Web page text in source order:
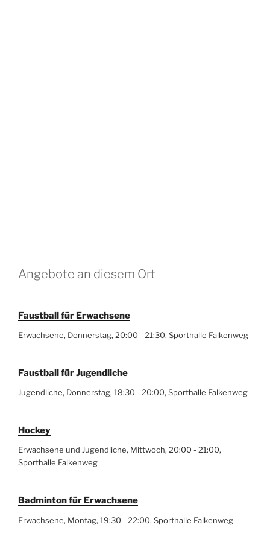
Angebote an diesem Ort
Faustball für Erwachsene
Erwachsene, Donnerstag, 20:00 - 21:30, Sporthalle Falkenweg
Faustball für Jugendliche
Jugendliche, Donnerstag, 18:30 - 20:00, Sporthalle Falkenweg
Hockey
Erwachsene und Jugendliche, Mittwoch, 20:00 - 21:00,
Sporthalle Falkenweg
Badminton für Erwachsene
Erwachsene, Montag, 19:30 - 22:00, Sporthalle Falkenweg